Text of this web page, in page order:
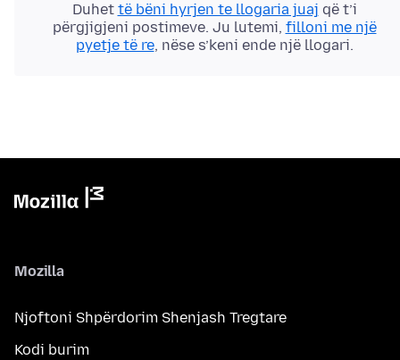
Duhet të bëni hyrjen te llogaria juaj që t’i
përgjigjeni postimeve. Ju lutemi, filloni me një
pyetje të re, nëse s’keni ende një llogari.
Mozilla
Njoftoni Shpërdorim Shenjash Tregtare
Kodi burim